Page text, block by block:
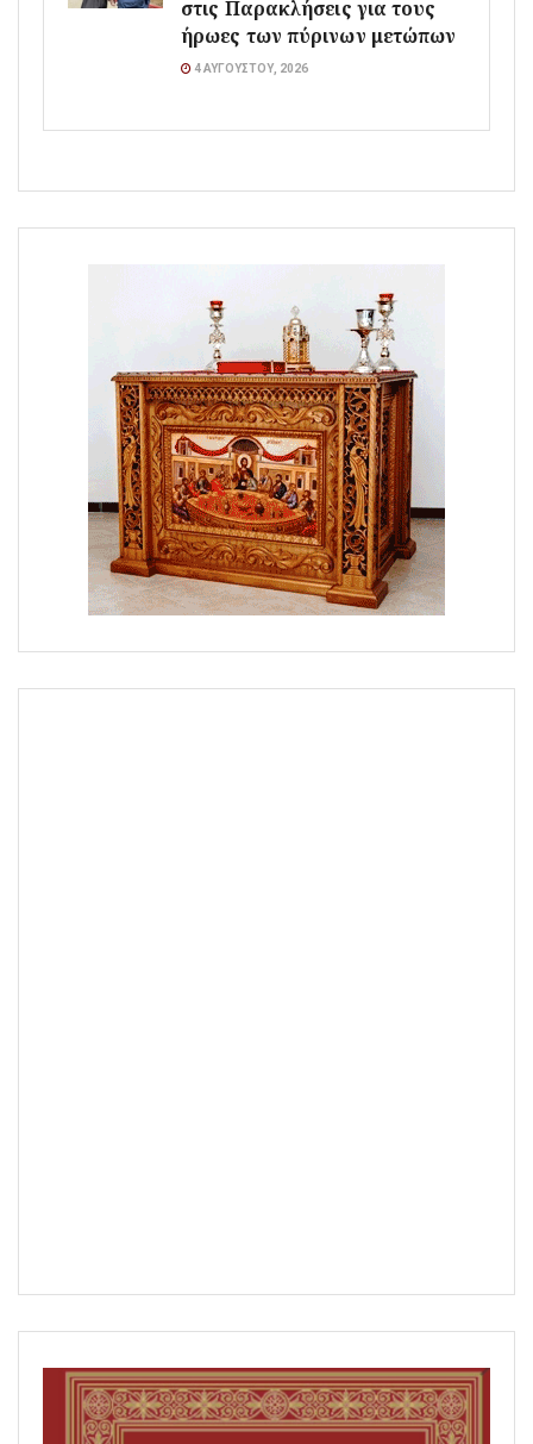
στις Παρακλήσεις για τους
ήρωες των πύρινων μετώπων
4 ΑΥΓΟΎΣΤΟΥ, 2026